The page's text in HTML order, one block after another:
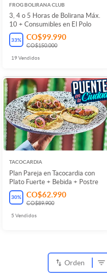
FROG BOLIRANA CLUB
3, 4 o 5 Horas de Bolirana Máx.
10 + Consumibles en El Polo
33% CO$99.990
CO$150.000
19Vendidos
TACOCARDIA
Plan Pareja en Tacocardia con
Plato Fuerte + Bebida + Postre
30% CO$62.990
CO$89.900
5 Vendidos
Orden